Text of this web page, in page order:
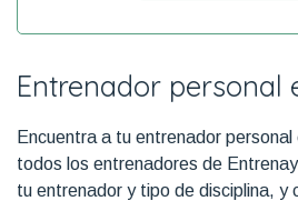
Entrenador personal
Encuentra a tu entrenador
todos los entrenadores de
tu entrenador y tipo de disciplina, y